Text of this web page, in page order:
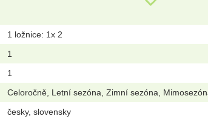
1 ložnice: 1x 2
1
1
Celoročně, Letní sezóna, Zimní sezóna,
česky, slovensky